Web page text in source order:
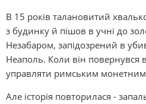
В 15 років талановитий
з будинку й пішов в учні до
Незабаром, запідозрений в
Неаполь. Коли він повернувся
управляти римським
Але історія повторилася -